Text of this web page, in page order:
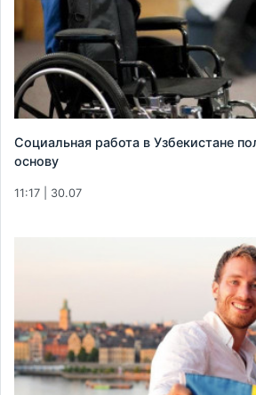
Социальная работа в Узбекистане
основу
11:17 | 30.07